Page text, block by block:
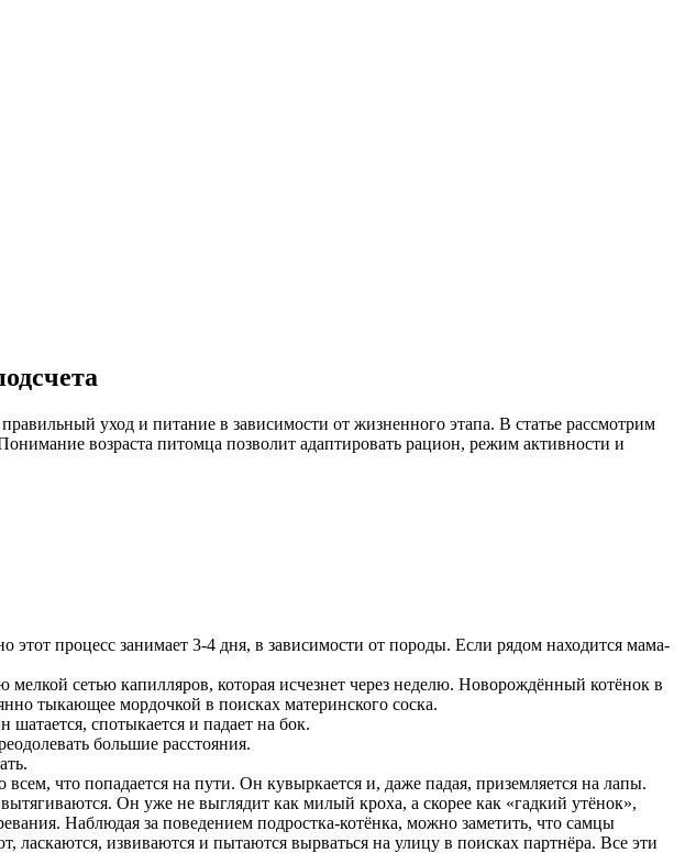
уход и питание в зависимости от жизненного этапа. В статье рассмотрим
возраста питомца позволит адаптировать рацион, режим активности и
процесс занимает 3-4 дня, в зависимости от породы. Если рядом находится мама-
сетью капилляров, которая исчезнет через неделю. Новорождённый котёнок в
тыкающее мордочкой в поисках материнского соска.
спотыкается и падает на бок.
большие расстояния.
что попадается на пути. Он кувыркается и, даже падая, приземляется на лапы.
Он уже не выглядит как милый кроха, а скорее как «гадкий утёнок»,
Наблюдая за поведением подростка-котёнка, можно заметить, что самцы
извиваются и пытаются вырваться на улицу в поисках партнёра. Все эти